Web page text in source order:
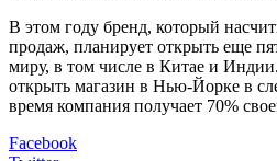
В этом году бренд, который
продаж, планирует открыть еще
миру, в том числе в Китае и
открыть магазин в Нью-Йорке в
время компания получает 70%
Facebook